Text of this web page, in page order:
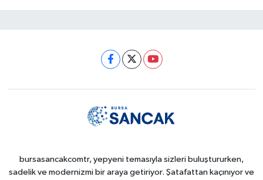
bursasancakcomtr, yepyeni temasıyla sizleri buluştururken,
sadelik ve modernizmi bir araya getiriyor. Şatafattan kaçınıyor ve